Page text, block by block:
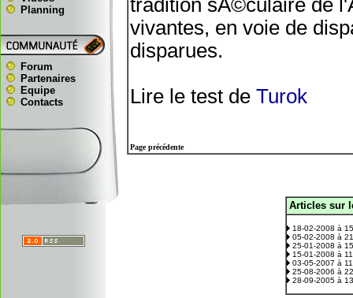
Planning
Forum
Partenaires
Equipe
Contacts
tradition sÃ©culaire de
vivantes, en voie de
disparues.
Lire le test de Turok
Page précédente
Articles sur
18-02-2008 à
05-02-2008 à
25-01-2008 à
15-01-2008 à
03-05-2007 à
25-08-2006 à
28-09-2005 à